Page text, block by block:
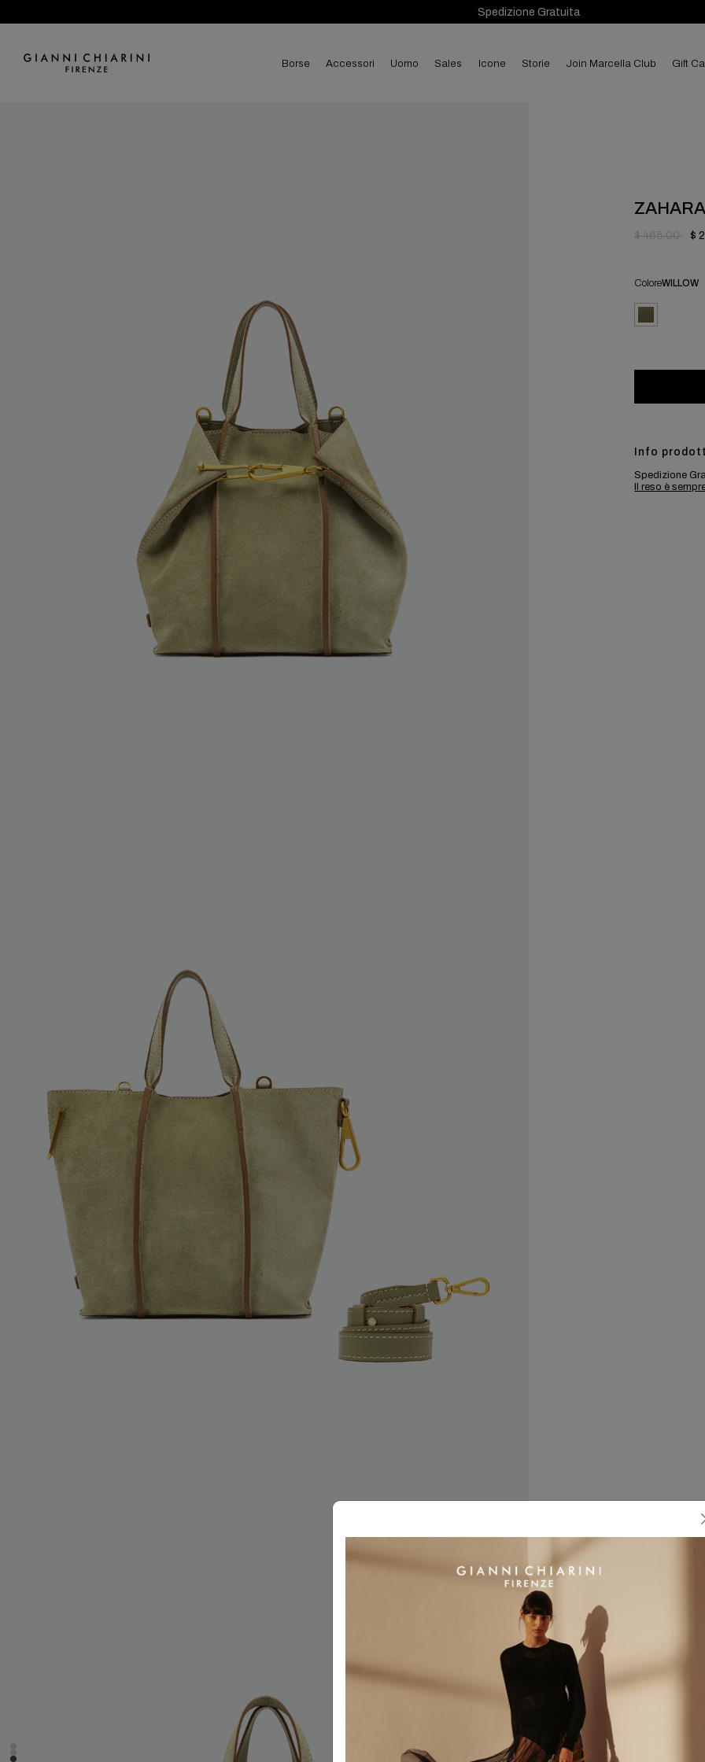
Spedizione Gratuita
borse accessori uomo sales Icone Storie Join Marcella Club Gift
ZAHARA
$ 465.00 $
ColoreWILLOW
Info
Spedizione
Il reso è